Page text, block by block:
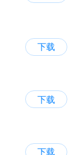
下载
下载
下载